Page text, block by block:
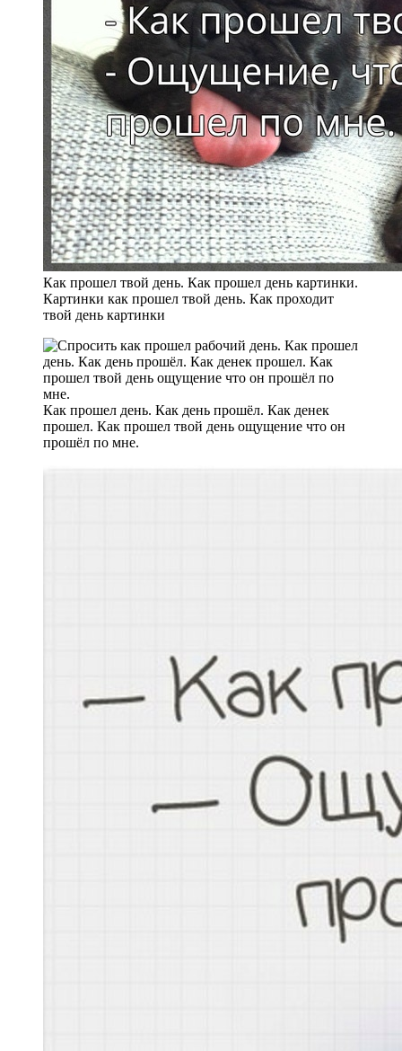
Как прошел твой день. Как прошел день картинки.
Картинки как прошел твой день. Как проходит
твой день картинки
Как прошел день. Как день прошёл. Как денек
прошел. Как прошел твой день ощущение что он
прошёл по мне.